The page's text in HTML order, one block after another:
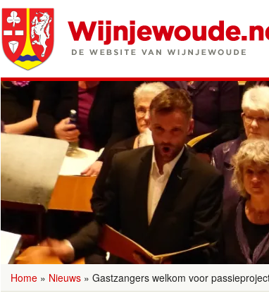
Home » Nieuws » Gastzangers welkom voor